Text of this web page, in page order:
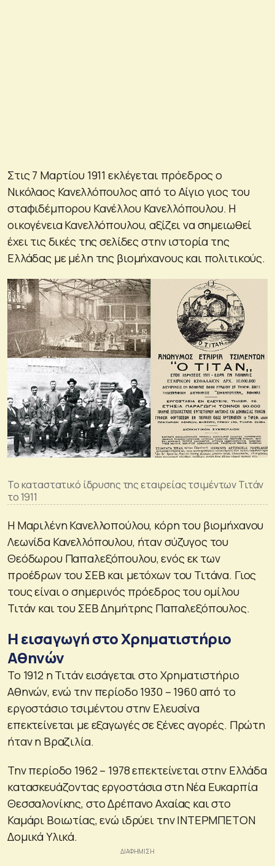
Στις 7 Μαρτίου 1911 εκλέγεται πρόεδρος ο
Νικόλαος Κανελλόπουλος από το Αίγιο γιος του
σταφιδέμπορου Κανέλλου Κανελλόπουλου. Η
οικογένεια Κανελλόπουλου, αξίζει να σημειωθεί
έχει τις δικές της σελίδες στην ιστορία της
Ελλάδας με μέλη της βιομήχανους και πολιτικούς.
Το καταστατικό ίδρυσης της εταιρείας τσιμέντων Τιτάν
το 1911
Η Μαριλένη Κανελλοπούλου, κόρη του βιομήχανου
Λεωνίδα Κανελλόπουλου, ήταν σύζυγος του
Θεόδωρου Παπαλεξόπουλου, ενός εκ των
προέδρων του ΣΕΒ και μετόχων του Τιτάνα. Γιος
τους είναι ο σημερινός πρόεδρος του ομίλου
Τιτάν και του ΣΕΒ Δημήτρης Παπαλεξόπουλος.
Η εισαγωγή στο Χρηματιστήριο
Αθηνών
Το 1912 η Τιτάν εισάγεται στο Χρηματιστήριο
Αθηνών, ενώ την περίοδο 1930 – 1960 από το
εργοστάσιο τσιμέντου στην Ελευσίνα
επεκτείνεται με εξαγωγές σε ξένες αγορές. Πρώτη
ήταν η Βραζιλία.
Την περίοδο 1962 – 1978 επεκτείνεται στην Ελλάδα
κατασκευάζοντας εργοστάσια στη Νέα Ευκαρπία
Θεσσαλονίκης, στο Δρέπανο Αχαίας και στο
Καμάρι Βοιωτίας, ενώ ιδρύει την ΙΝΤΕΡΜΠΕΤΟΝ
Δομικά Υλικά.